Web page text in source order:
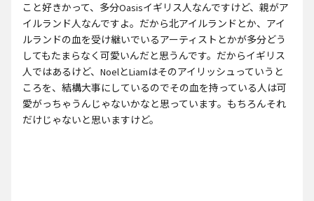
こと好きかって、多分Oasisイギリス人なんですけど、親がア
イルランド人なんですよ。だから北アイルランドとか、アイ
ルランドの血を受け継いでいるアーティストとかが多分どう
してもたまらなく可愛いんだと思うんです。だからイギリス
人ではあるけど、NoelとLiamはそのアイリッシュっていうと
ころを、結構大事にしているのでその血を持っている人は可
愛がっちゃうんじゃないかなと思っています。もちろんそれ
だけじゃないと思いますけど。